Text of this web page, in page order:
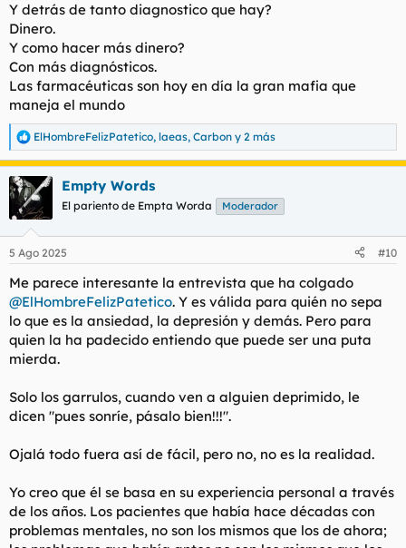
Y detrás de tanto diagnostico que hay?
Dinero.
Y como hacer más dinero?
Con más diagnósticos.
Las farmacéuticas son hoy en día la gran mafia que
maneja el mundo
R
e
a
c
c
i
e
:
ElHombreFelizPatetico, laeas, Carbon y 2 más
Empty Words
El pariento de Empta Worda Moderador
5 Ago 2025 #10
Me parece interesante la entrevista que ha colgado
@ElHombreFelizPatetico. Y es válida para quién no sepa
lo que es la ansiedad, la depresión y demás. Pero para
quien la ha padecido entiendo que puede ser una puta
mierda.
Solo los garrulos, cuando ven a alguien deprimido, le
dicen "pues sonríe, pásalo bien!!!".
Ojalá todo fuera así de fácil, pero no, no es la realidad.
Yo creo que él se basa en su experiencia personal a través
de los años. Los pacientes que había hace décadas con
problemas mentales, no son los mismos que los de ahora;